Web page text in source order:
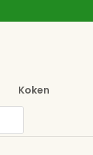
Koken